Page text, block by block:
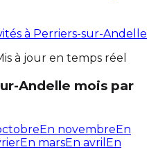
à Perriers-sur-Andelle
à jour en temps réel
Andelle mois par
En novembreEn
En marsEn avril En